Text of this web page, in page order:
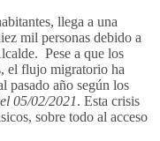
llega a una
mil personas debido a
Pese a que los
el flujo migratorio ha
pasado año según los
05/02/2021. Esta crisis
sobre todo al acceso